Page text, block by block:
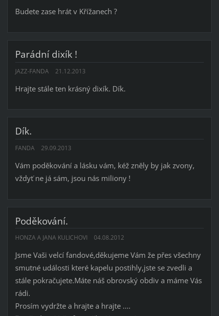
Budete zase hrát v Křížanech ?
Parádní dixík !
JAZZ-FANDA 21.12.2013
Hrajte stále ten krásný dixík. Dík.
Dík.
FANDA 29.09.2013
Vám poděkování a lásku vám, kéž zněly by jak zvony,
vždyť ne já sám, jsou nás miliony !
Poděkování.
HONZA A JANA KULICHOVI 04.08.2012
Jsme Vaši velcí fandové,děkujeme Vám že přes všechny
smutné události které kapelu postihly,jste se zvedli a
stále pokračujete.Máte náš obrovský obdiv a máme Vás
rádi.
Prosím vydržte a hrajte a hrajte ....